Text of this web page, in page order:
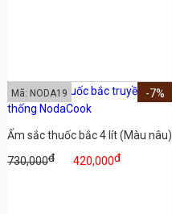
Ấm sắc thuốc bắc 4 lít (Màu nâu)
730,000đ 420,000đ
-7%
Mã: NODA19